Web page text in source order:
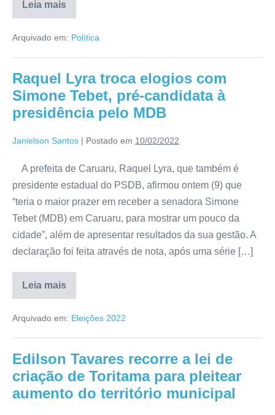
Leia mais
Arquivado em: Política
Raquel Lyra troca elogios com
Simone Tebet, pré-candidata à
presidência pelo MDB
Janielson Santos | Postado em 10/02/2022
A prefeita de Caruaru, Raquel Lyra, que também é
presidente estadual do PSDB, afirmou ontem (9) que
“teria o maior prazer em receber a senadora Simone
Tebet (MDB) em Caruaru, para mostrar um pouco da
cidade”, além de apresentar resultados da sua gestão. A
declaração foi feita através de nota, após uma série […]
Leia mais
Arquivado em: Eleições 2022
Edilson Tavares recorre a lei de
criação de Toritama para pleitear
aumento do território municipal